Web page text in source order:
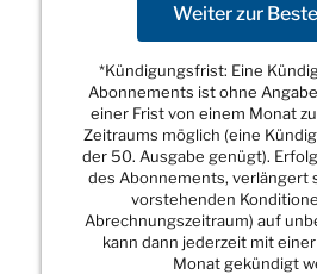
Weiter zur
*Kündigungsfrist: Eine
Abonnements ist ohne
einer Frist von einem Monat
Zeitraums möglich (eine
der 50. Ausgabe genügt).
des Abonnements, verlängert
vorstehenden
Abrechnungszeitraum) auf
kann dann jederzeit mit
Monat gekündigt